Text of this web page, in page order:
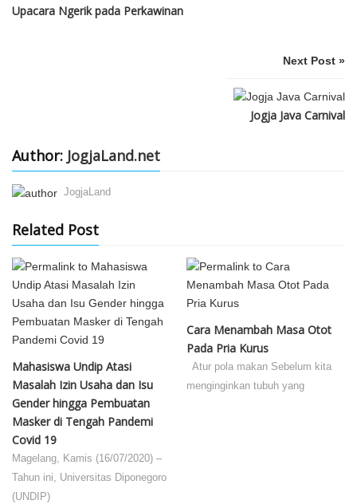
Upacara Ngerik pada Perkawinan
Next Post »
Jogja Java Carnival
Author: JogjaLand.net
JogjaLand
Related Post
Mahasiswa Undip Atasi
Masalah Izin Usaha dan Isu
Gender hingga Pembuatan
Masker di Tengah Pandemi
Covid 19
Magelang, Kamis (16/07/2020) –
Tahun ini, Universitas Diponegoro
(UNDIP)
Cara Menambah Masa Otot
Pada Pria Kurus
Atur pola makan Sebelum kita
menginginkan tubuh yang